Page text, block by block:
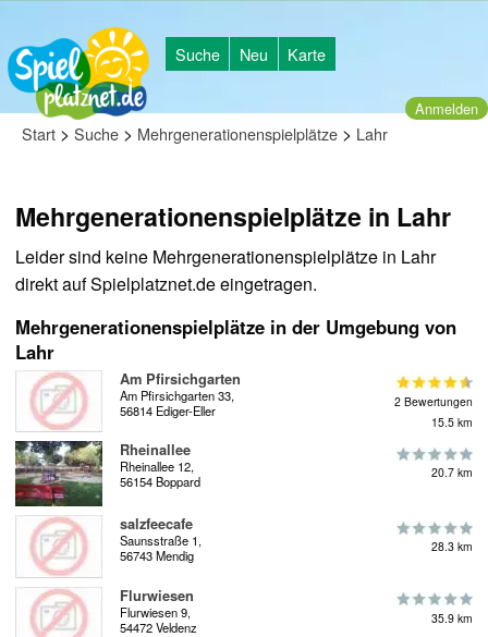
Suche Neu Karte
Anmelden
Start > Suche > Mehrgenerationenspielplätze > Lahr
Mehrgenerationenspielplätze in Lahr
Leider sind keine Mehrgenerationenspielplätze in Lahr
direkt auf Spielplatznet.de eingetragen.
Mehrgenerationenspielplätze in der Umgebung von
Lahr
Am Pfirsichgarten
Am Pfirsichgarten 33,
56814 Ediger-Eller
2 Bewertungen
15.5 km
Rheinallee
Rheinallee 12,
56154 Boppard
20.7 km
salzfeecafe
Saunsstraße 1,
56743 Mendig
28.3 km
Flurwiesen
Flurwiesen 9,
54472 Veldenz
35.9 km